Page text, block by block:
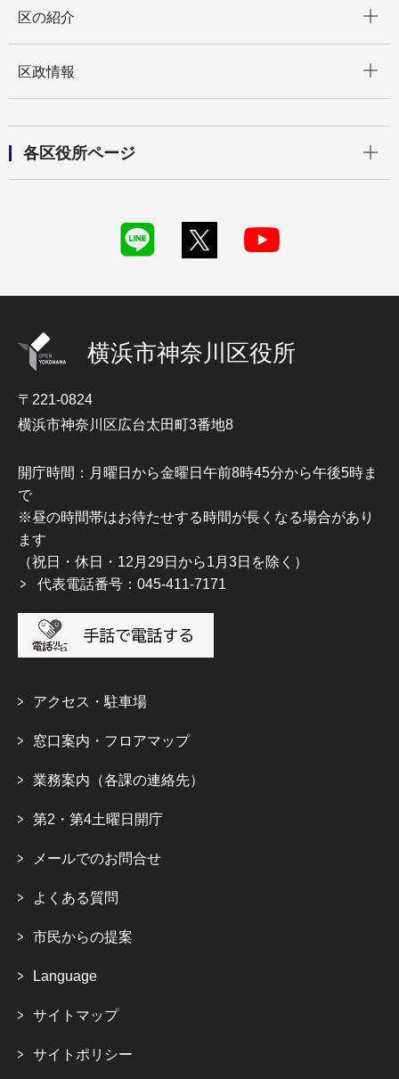
区の紹介
区政情報
各区役所ページ
横浜市神奈川区役所
〒221-0824
横浜市神奈川区広台太田町3番地8
開庁時間：月曜日から金曜日午前8時45分から午後5時ま
で
※昼の時間帯はお待たせする時間が長くなる場合があり
ます
（祝日・休日・12月29日から1月3日を除く）
代表電話番号：045-411-7171
アクセス・駐車場
窓口案内・フロアマップ
業務案内（各課の連絡先）
第2・第4土曜日開庁
メールでのお問合せ
よくある質問
市民からの提案
Language
サイトマップ
サイトポリシー